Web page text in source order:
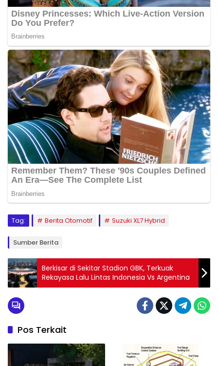
Tag: Berita Otomotif Suzuki XL7 Hybrid
Sumber Berita
Berkisar di Sekitar Stadion GBK, Terkuak
Rekayasa Lalu Lintas Indonesia Vs Argentina
Pos Terkait